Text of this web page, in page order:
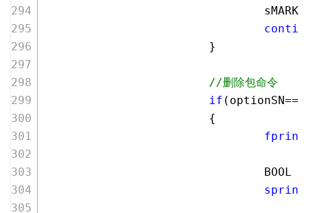
                        }
//删除包命令
if (optionSN==
                        {
BOOL